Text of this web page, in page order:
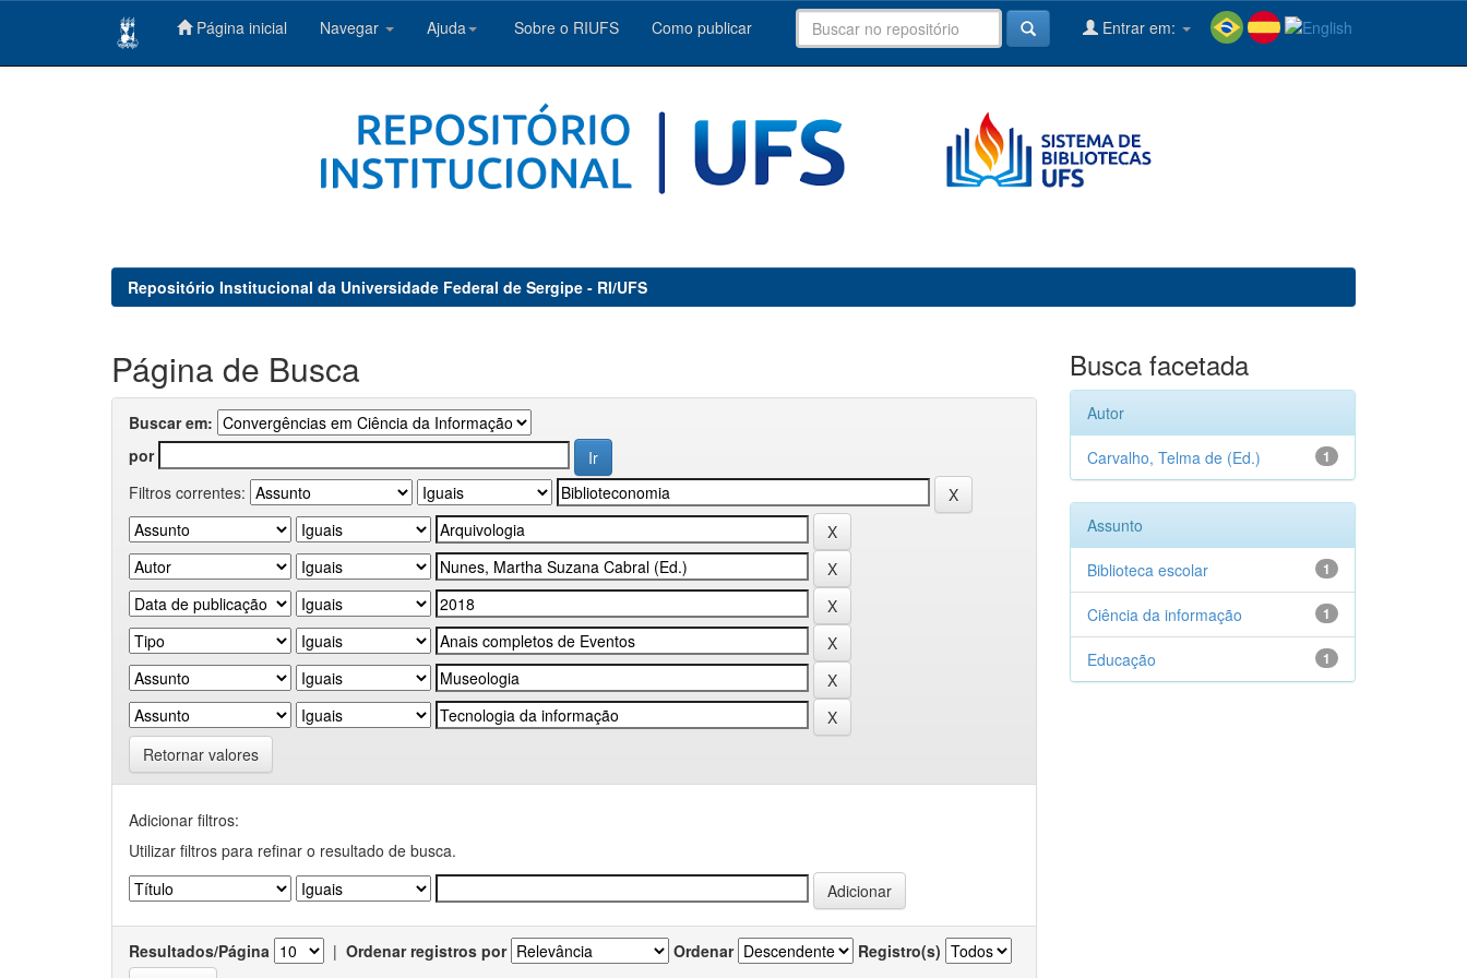
Página inicial Navegar Ajuda Sobre o RIUFS Como publicar Entrar em:
Repositório Institucional da Universidade Federal de Sergipe - RI/UFS
Página de Busca
Buscar em:
por
Filtros correntes:
Retornar valores
Adicionar filtros:
Utilizar filtros para refinar o resultado de busca.
Resultados/Página | Ordenar registros por Ordenar Registro(s)
Busca facetada
Autor
1
Carvalho, Telma de (Ed.)
Assunto
1
Biblioteca escolar
1
Ciência da informação
1
Educação